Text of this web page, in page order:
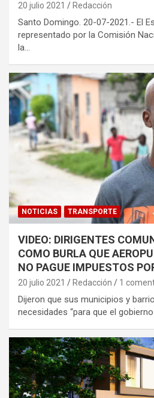
20 julio 2021 Redacción
Santo Domingo. 20-07-2021.- El
representado por la Comisión
la…
NOTICIAS TRANSPORTE
VIDEO: DIRIGENTES
COMO BURLA QUE
NO PAGUE IMPUESTOS
20 julio 2021 Redacción 1
Dijeron que sus municipios y
necesidades “para que el